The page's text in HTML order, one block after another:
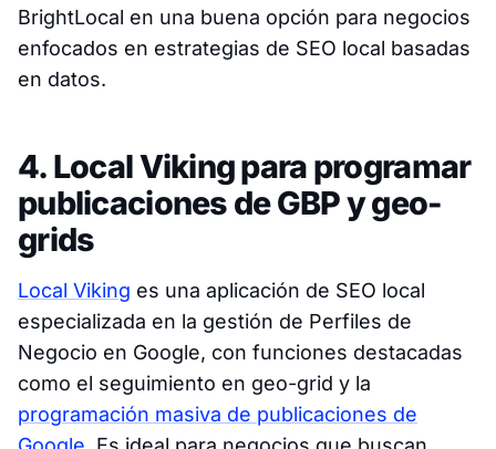
BrightLocal en una buena opción para negocios
enfocados en estrategias de SEO local basadas
en datos.
4. Local Viking para programar
publicaciones de GBP y geo-
grids
Local Viking es una aplicación de SEO local
especializada en la gestión de Perfiles de
Negocio en Google, con funciones destacadas
como el seguimiento en geo-grid y la
programación masiva de publicaciones de